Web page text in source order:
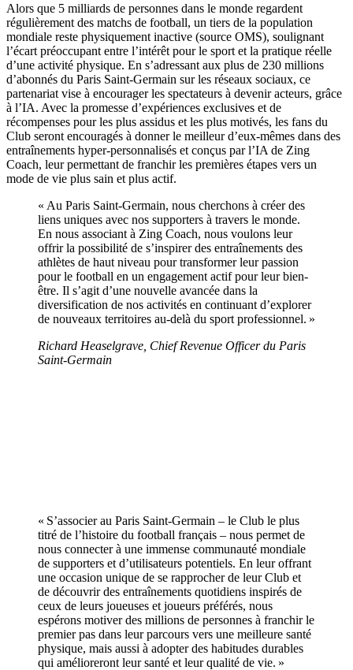
Alors que 5 milliards de personnes dans le monde regardent
régulièrement des matchs de football, un tiers de la population
mondiale reste physiquement inactive (source OMS), soulignant
l’écart préoccupant entre l’intérêt pour le sport et la pratique réelle
d’une activité physique. En s’adressant aux plus de 230 millions
d’abonnés du Paris Saint-Germain sur les réseaux sociaux, ce
partenariat vise à encourager les spectateurs à devenir acteurs, grâce
à l’IA. Avec la promesse d’expériences exclusives et de
récompenses pour les plus assidus et les plus motivés, les fans du
Club seront encouragés à donner le meilleur d’eux-mêmes dans des
entraînements hyper-personnalisés et conçus par l’IA de Zing
Coach, leur permettant de franchir les premières étapes vers un
mode de vie plus sain et plus actif.
« Au Paris Saint-Germain, nous cherchons à créer des
liens uniques avec nos supporters à travers le monde.
En nous associant à Zing Coach, nous voulons leur
offrir la possibilité de s’inspirer des entraînements des
athlètes de haut niveau pour transformer leur passion
pour le football en un engagement actif pour leur bien-
être. Il s’agit d’une nouvelle avancée dans la
diversification de nos activités en continuant d’explorer
de nouveaux territoires au-delà du sport professionnel. »
Richard Heaselgrave, Chief Revenue Officer du Paris
Saint-Germain
« S’associer au Paris Saint-Germain – le Club le plus
titré de l’histoire du football français – nous permet de
nous connecter à une immense communauté mondiale
de supporters et d’utilisateurs potentiels. En leur offrant
une occasion unique de se rapprocher de leur Club et
de découvrir des entraînements quotidiens inspirés de
ceux de leurs joueuses et joueurs préférés, nous
espérons motiver des millions de personnes à franchir le
premier pas dans leur parcours vers une meilleure santé
physique, mais aussi à adopter des habitudes durables
qui amélioreront leur santé et leur qualité de vie. »